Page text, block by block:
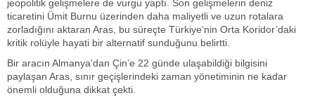
jeopolitik gelişmelere de vurgu yaptı. Son gelişmelerin deniz
ticaretini Ümit Burnu üzerinden daha maliyetli ve uzun rotalara
zorladığını aktaran Aras, bu süreçte Türkiye’nin Orta Koridor’daki
kritik rolüyle hayati bir alternatif sunduğunu belirtti.
Bir aracın Almanya’dan Çin’e 22 günde ulaşabildiği bilgisini
paylaşan Aras, sınır geçişlerindeki zaman yönetiminin ne kadar
önemli olduğuna dikkat çekti.